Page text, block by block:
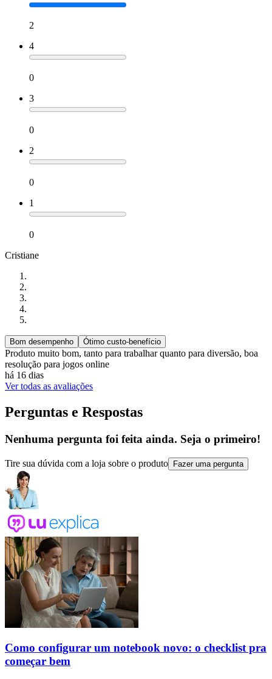
2
4
0
3
0
2
0
1
0
Cristiane
Bom desempenho Ótimo custo-benefício
Produto muito bom, tanto para trabalhar quanto para diversão, boa
resolução para jogos online
há 16 dias
Ver todas as avaliações
Perguntas e Respostas
Nenhuma pergunta foi feita ainda. Seja o primeiro!
Tire sua dúvida com a loja sobre o produto Fazer uma pergunta
Como configurar um notebook novo: o checklist pra
começar bem